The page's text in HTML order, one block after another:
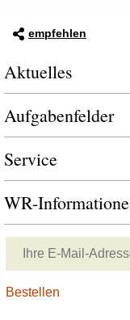
empfehlen
Aktuelles
Aufgabenfelder
Service
WR-